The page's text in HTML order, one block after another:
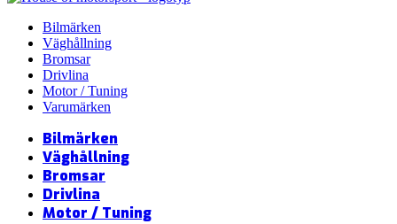
Bilmärken
Väghållning
Bromsar
Drivlina
Motor / Tuning
Varumärken
Bilmärken
Väghållning
Bromsar
Drivlina
Motor / Tuning